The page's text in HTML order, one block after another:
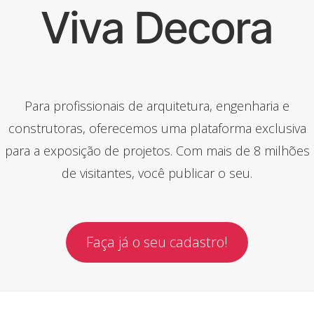
Viva Decora
Para profissionais de arquitetura, engenharia e
construtoras, oferecemos uma plataforma exclusiva
para a exposição de projetos. Com mais de 8 milhões
de visitantes, você publicar o seu.
Faça já o seu cadastro!